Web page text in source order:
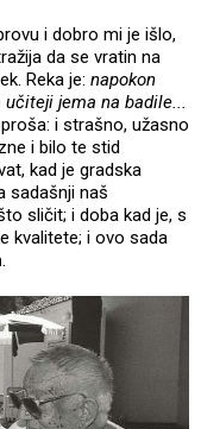
i dobro mi je išlo,
da se vratin na
Reka je: napokon
jema na badile...
i strašno, užasno
i bilo te stid
kad je gradska
sadašnji naš
sličit; i doba kad je, s
kvalitete; i ovo sada
.